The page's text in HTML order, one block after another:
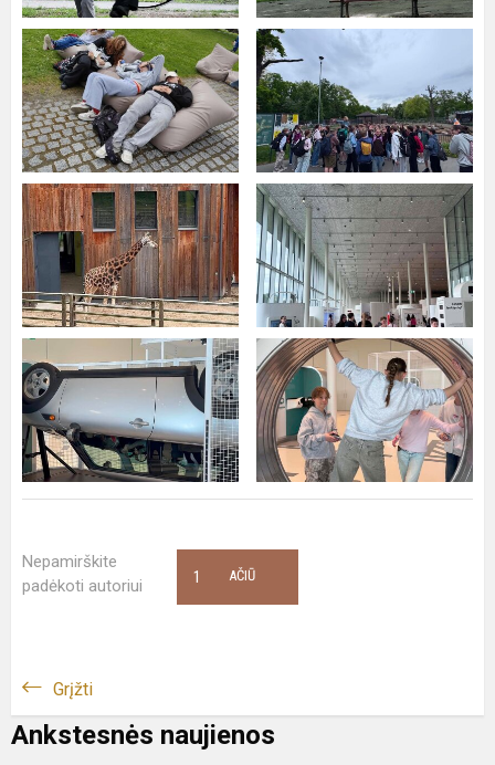
Nepamirškite
padėkoti autoriui
AČIŪ
1
Grįžti
Ankstesnės naujienos